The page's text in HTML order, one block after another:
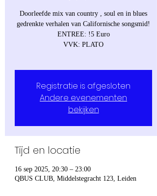
Doorleefde mix van country , soul en in blues
gedrenkte verhalen van Californische songsmid!
ENTREE: !5 Euro
VVK: PLATO
Registratie is afgesloten
Andere evenementen
bekijken
Tijd en locatie
16 sep 2025, 20:30 – 23:00
QBUS CLUB, Middelstegracht 123, Leiden